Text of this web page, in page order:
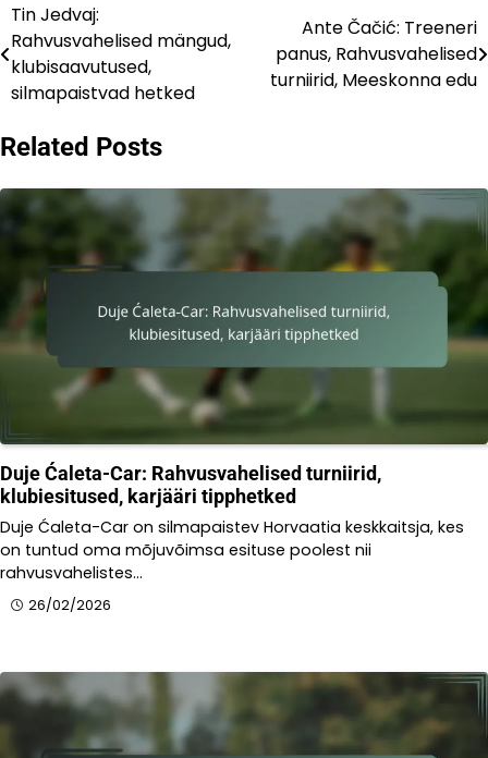
Post
navigation
Tin Jedvaj:
Rahvusvahelised mängud,
klubisaavutused,
silmapaistvad hetked
Ante Čačić: Treeneri
panus, Rahvusvahelised
turniirid, Meeskonna edu
Related Posts
Duje Ćaleta-Car: Rahvusvahelised turniirid,
klubiesitused, karjääri tipphetked
Duje Ćaleta-Car on silmapaistev Horvaatia keskkaitsja, kes
on tuntud oma mõjuvõimsa esituse poolest nii
rahvusvahelistes…
26/02/2026